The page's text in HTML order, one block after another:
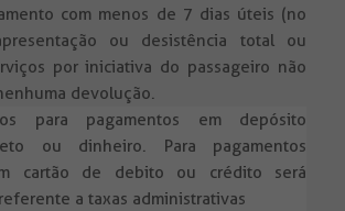
com menos de 7 dias úteis (no
ou desistência total ou
por iniciativa do passageiro não
devolução.
para pagamentos em depósito
ou dinheiro. Para pagamentos
cartão de debito ou crédito será
a taxas administrativas